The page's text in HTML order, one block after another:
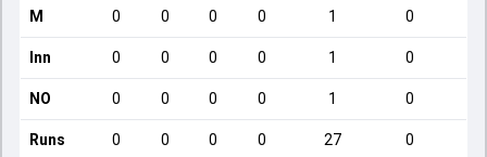
M 0 0 0 0 1 0
Inn 0 0 0 0 1 0
NO 0 0 0 0 1 0
Runs 0 0 0 0 27 0